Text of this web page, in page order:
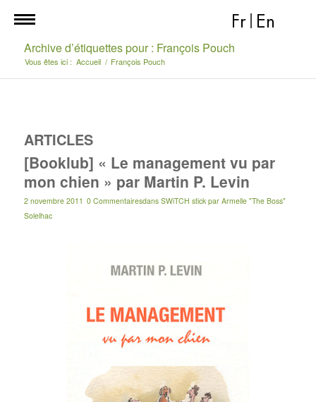
Fr En
Archive d’étiquettes pour : François Pouch
Vous êtes ici : Accueil / François Pouch
ARTICLES
[Booklub] « Le management vu par
mon chien » par Martin P. Levin
2 novembre 2011 0 Commentairesdans SWiTCH stick par Armelle "The Boss"
Solelhac